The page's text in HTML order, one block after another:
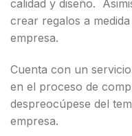
calidad y diseño.
crear regalos a
empresa.
Cuenta con un
en el proceso de
despreocúpese del
empresa.